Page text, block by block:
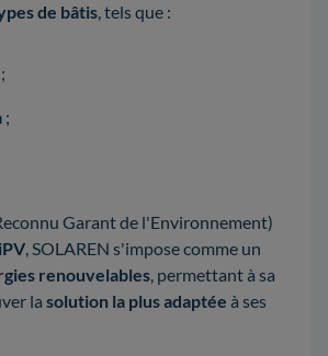
de bâtis, tels que :
;
;
Garant de l'Environnement)
, SOLAREN s'impose comme un
renouvelables, permettant à sa
la solution la plus adaptée à ses